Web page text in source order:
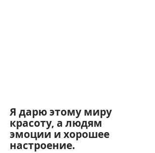
Я дарю этому миру
красоту, а людям
эмоции и хорошее
настроение.